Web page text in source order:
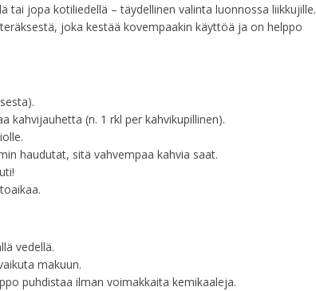
tai jopa kotiliedellä – täydellinen valinta luonnossa liikkujille.
joka kestää kovempaakin käyttöä ja on helppo
kahvijauhetta (n. 1 rkl per kahvikupillinen).
haudutat, sitä vahvempaa kahvia saat.
vedellä.
makuun.
puhdistaa ilman voimakkaita kemikaaleja.